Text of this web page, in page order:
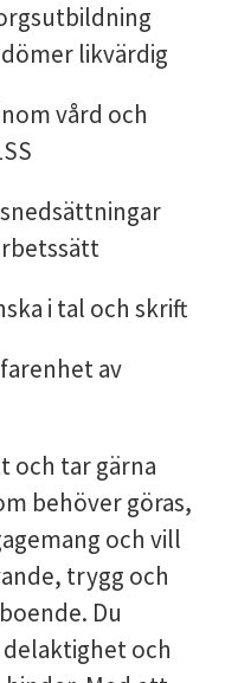
likvärdig
vård och
i tal och skrift
av
och tar gärna
behöver göras,
och vill
trygg och
Du
och